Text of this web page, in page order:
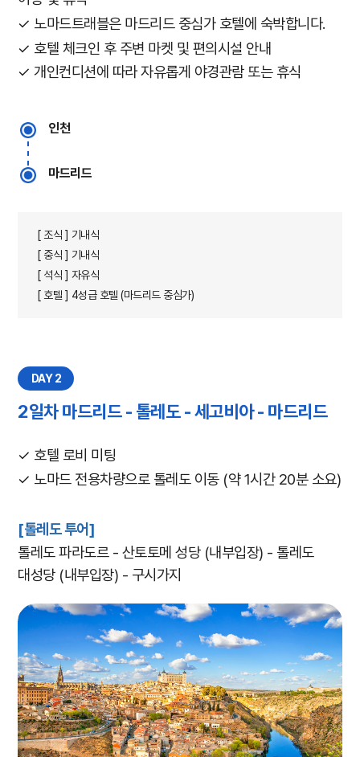
✓ 노마드트래블은 마드리드 중심가 호텔에 숙박합니다.
✓ 호텔 체크인 후 주변 마켓 및 편의시설 안내
✓ 개인컨디션에 따라 자유롭게 야경관람 또는 휴식
인천
마드리드
[ 조식 ] 기내식
[ 중식 ] 기내식
[ 석식 ] 자유식
[ 호텔 ] 4성급 호텔 (마드리드 중심가)
DAY 2
2일차 마드리드 - 톨레도 - 세고비아 - 마드리드
✓ 호텔 로비 미팅
✓ 노마드 전용차량으로 톨레도 이동 (약 1시간 20분 소요)
[톨레도 투어]
톨레도 파라도르 - 산토토메 성당 (내부입장) - 톨레도
대성당 (내부입장) - 구시가지